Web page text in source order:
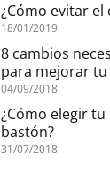
¿Cómo evitar el
18/01/2019
8 cambios
para mejorar tu
04/09/2018
¿Cómo elegir tu
bastón?
31/07/2018